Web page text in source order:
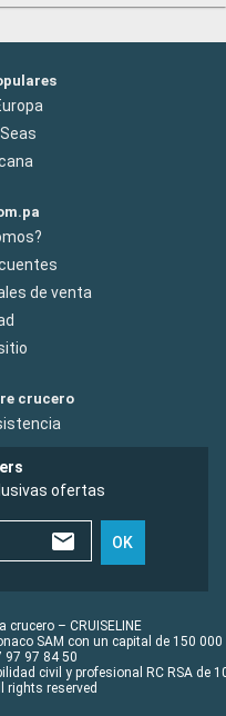
de venta
crucero
ofertas
OK
– CRUISELINE
SAM con un capital de 150 000
97 97 84 50
civil y profesional RC RSA de
rights reserved